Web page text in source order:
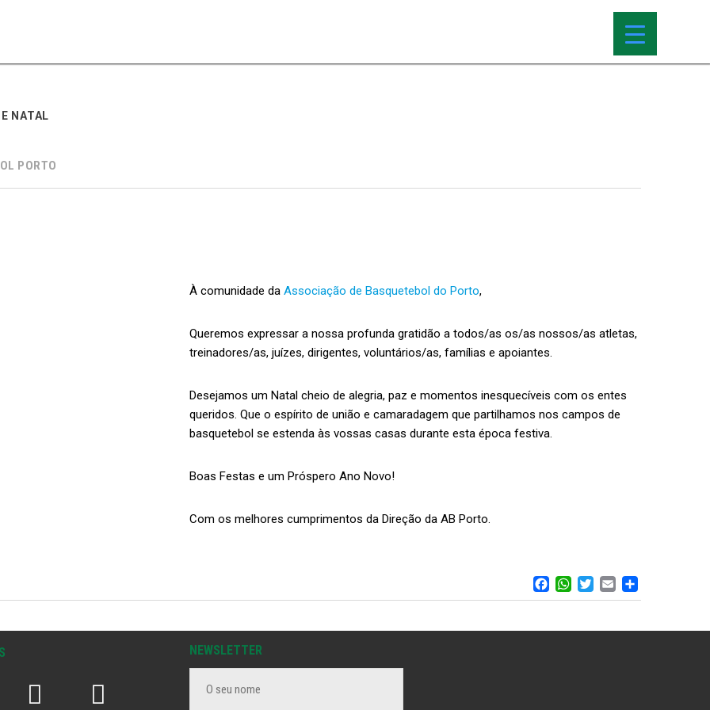
NATAL
PORTO
À comunidade da Associação de Basquetebol do Porto,
Queremos expressar a nossa profunda gratidão a todos/as os/as nossos/as atletas,
treinadores/as, juízes, dirigentes, voluntários/as, famílias e apoiantes.
Desejamos um Natal cheio de alegria, paz e momentos inesquecíveis com os entes
queridos. Que o espírito de união e camaradagem que partilhamos nos campos de
basquetebol se estenda às vossas casas durante esta época festiva.
Boas Festas e um Próspero Ano Novo!
Com os melhores cumprimentos da Direção da AB Porto.
FACEBOOK
WHATSAPP
TWITTER
EMAIL
NEWSLETTER